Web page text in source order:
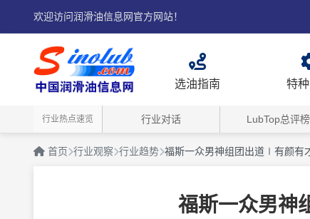
欢迎访问润滑油信息网官方网站！
选油指南 特
行业热点速览 行业对话 LubTop总评榜
首页 行业观察 行业趋势 福斯一众男神组团出道∣有颜有
福斯一众男神